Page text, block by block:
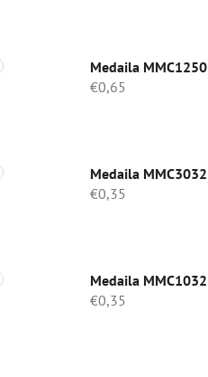
Medaila MMC1250
€0,65
Medaila MMC3032
€0,35
Medaila MMC1032
€0,35